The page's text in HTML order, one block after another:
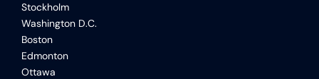
Stockholm
Washington D.C.
Boston
Edmonton
Ottawa